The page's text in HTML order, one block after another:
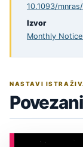
10.1093/
Izvor
Monthly
NASTAVI